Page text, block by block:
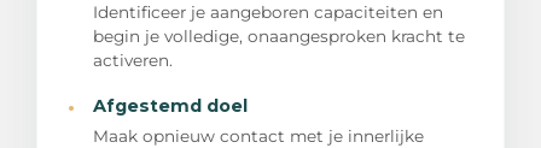
Identificeer je aangeboren capaciteiten en
begin je volledige, onaangesproken kracht te
activeren.
· Afgestemd doel
Maak opnieuw contact met je innerlijke